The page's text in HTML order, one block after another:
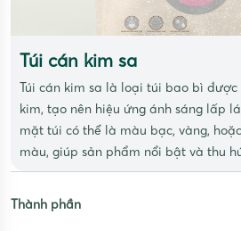
Túi cán kim sa
Túi cán kim sa là loại túi bao bì
kim, tạo nên hiệu ứng ánh sáng lấp
mặt túi có thể là màu bạc, vàng,
màu, giúp sản phẩm nổi bật và thu
Thành phần